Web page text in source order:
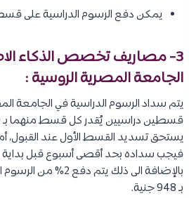
يمكن دفع الرسوم الدراسية على
3- مصاريف تخصص الذكاء
الجامعة المصرية الروسية :
يتم سداد الرسوم الدراسية في الجامعة
يستحق تسديد القسط الأول عند القبول،
فيجب سداده بحد أقصى أسبوع قبل بداية
بالإضافة الى ذلك يتم
بـ 948 جنية.